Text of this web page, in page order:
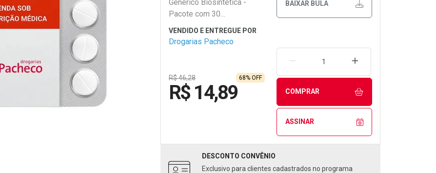
Genérico Biosintética -
Pacote com 30
fácil de usar.
BAIXAR BULA
Drogarias Pacheco
R$ 46,28 68% OFF
R$ 14,89
REMOVER UMA UNIDADEAUMENTAR UMA
COMPRAR
ASSINAR
DESCONTO CONVÊNIO
Exclusivo para clientes cadastrados no programa